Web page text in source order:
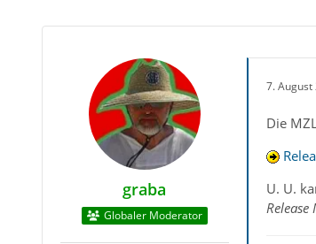
graba
Globaler Moderator
7. August
Die
U. U.
Release